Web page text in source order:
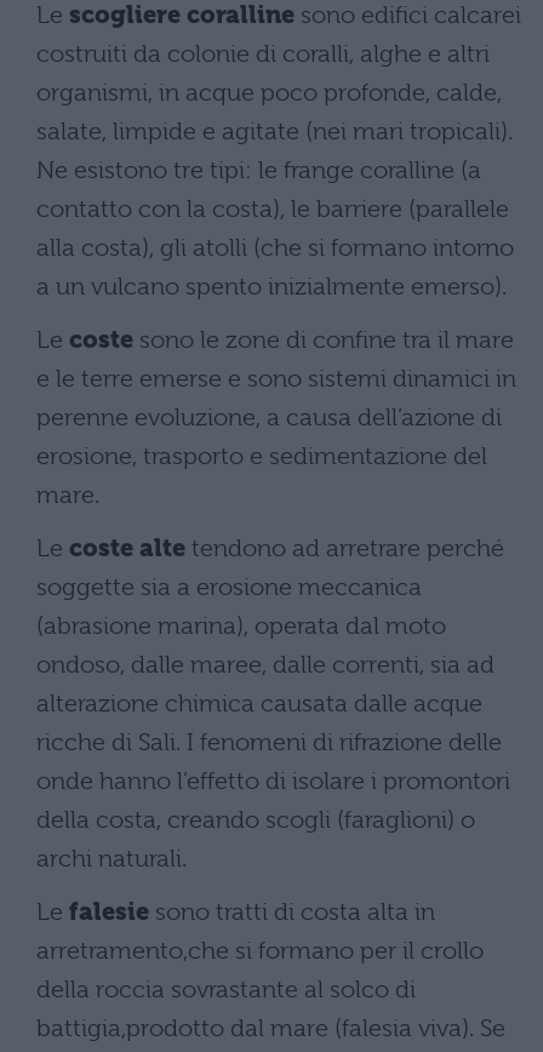
Le scogliere coralline sono edifici calcarei
costruiti da colonie di coralli, alghe e altri
organismi, in acque poco profonde, calde,
salate, limpide e agitate (nei mari tropicali).
Ne esistono tre tipi: le frange coralline (a
contatto con la costa), le barriere (parallele
alla costa), gli atolli (che si formano intorno
a un vulcano spento inizialmente emerso).
Le coste sono le zone di confine tra il mare
e le terre emerse e sono sistemi dinamici in
perenne evoluzione, a causa dell’azione di
erosione, trasporto e sedimentazione del
mare.
Le coste alte tendono ad arretrare perché
soggette sia a erosione meccanica
(abrasione marina), operata dal moto
ondoso, dalle maree, dalle correnti, sia ad
alterazione chimica causata dalle acque
ricche di Sali. I fenomeni di rifrazione delle
onde hanno l’effetto di isolare i promontori
della costa, creando scogli (faraglioni) o
archi naturali.
Le falesie sono tratti di costa alta in
arretramento,che si formano per il crollo
della roccia sovrastante al solco di
battigia,prodotto dal mare (falesia viva). Se